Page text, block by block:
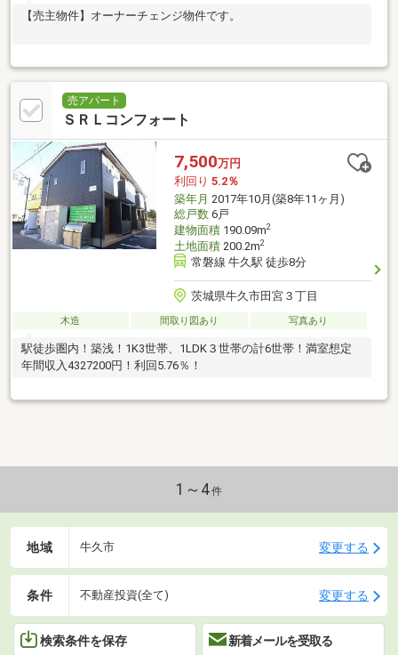
【売主物件】オーナーチェンジ物件です。
売アパート
ＳＲＬコンフォート
7,500万円
利回り 5.2％
築年月 2017年10月(築8年11ヶ月)
総戸数6戸
建物面積190.09m2
土地面積200.2m2
常磐線 牛久駅 徒歩8分
茨城県牛久市田宮３丁目
木造 間取り図あり 写真あり
駅徒歩圏内！築浅！1K3世帯、1LDK３世帯の計6世帯！満室想定
年間収入4327200円！利回5.76％！
1～4件
地域 牛久市 変更する
条件 不動産投資(全て) 変更する
検索条件を保存 新着メールを受取る